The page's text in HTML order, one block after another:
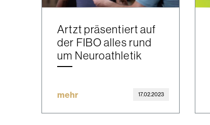
Artzt präsentiert auf
der FIBO alles rund
um Neuroathletik
mehr 17.02.2023